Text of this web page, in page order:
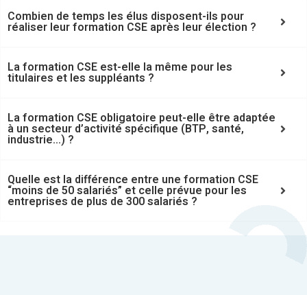
Combien de temps les élus disposent-ils pour
réaliser leur formation CSE après leur élection ?
La formation CSE est-elle la même pour les
titulaires et les suppléants ?
La formation CSE obligatoire peut-elle être adaptée
à un secteur d’activité spécifique (BTP, santé,
industrie…) ?
Quelle est la différence entre une formation CSE
“moins de 50 salariés” et celle prévue pour les
entreprises de plus de 300 salariés ?